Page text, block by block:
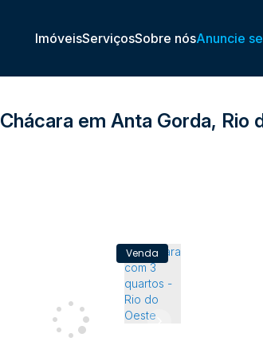
Anuncie
Sobre nós
Serviços
Imóveis
Chácara em Anta Gorda, Rio